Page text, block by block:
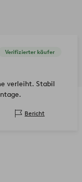
Verifizierter käufer
verleiht. Stabil
Bericht